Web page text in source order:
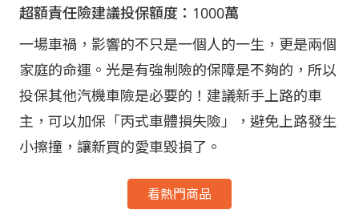
超額責任險建議投保額度：1000萬
一場車禍，影響的不只是一個人的一生，更是兩個
家庭的命運。光是有強制險的保障是不夠的，所以
投保其他汽機車險是必要的！建議新手上路的車
主，可以加保「丙式車體損失險」，避免上路發生
小擦撞，讓新買的愛車毀損了。
看熱門商品